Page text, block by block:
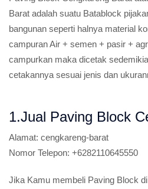
Barat adalah suatu Batablock
bangunan seperti halnya material
campuran Air + semen + pasir +
campurkan maka dicetak
cetakannya sesuai jenis dan
1.Jual Paving Block
Alamat: cengkareng-barat
Nomor Telepon: +6282110645550
Jika Kamu membeli Paving Block